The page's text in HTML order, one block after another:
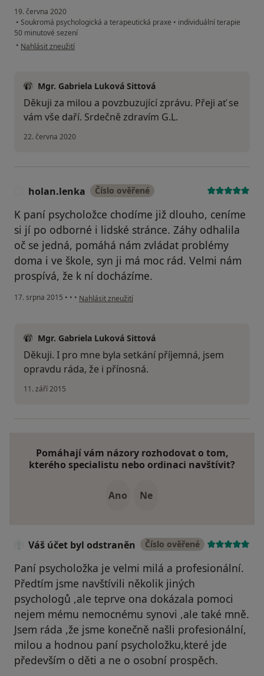
19. června 2020
• Soukromá psychologická a terapeutická praxe • individuální terapie
50 minutové sezení
• podle názoru uživatele P.K.
Nahlásit zneužití
Mgr. Gabriela Luková Sittová
Děkuji za milou a povzbuzující zprávu. Přeji ať se
vám vše daří. Srdečně zdravím G.L.
22. června 2020
holan.lenka Číslo ověřené
K paní psycholožce chodíme již dlouho, ceníme
si jí po odborné i lidské stránce. Záhy odhalila
oč se jedná, pomáhá nám zvládat problémy
doma i ve škole, syn ji má moc rád. Velmi nám
prospívá, že k ní docházíme.
17. srpna 2015 • • • podle názoru uživatele holan.lenka
Nahlásit zneužití
Mgr. Gabriela Luková Sittová
Děkuji. I pro mne byla setkání příjemná, jsem
opravdu ráda, že i přínosná.
11. září 2015
Pomáhají vám názory rozhodovat o tom,
kterého specialistu nebo ordinaci navštívit?
Ano Ne
Váš účet byl odstraněn Číslo ověřené
Paní psycholožka je velmi milá a profesionální.
Předtím jsme navštívili několik jiných
psychologů ,ale teprve ona dokázala pomoci
nejem mému nemocnému synovi ,ale také mně.
Jsem ráda ,že jsme konečně našli profesionální,
milou a hodnou paní psycholožku,které jde
především o děti a ne o osobní prospěch.